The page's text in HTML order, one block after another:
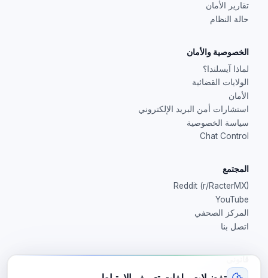
تقارير الأمان
حالة النظام
الخصوصية والأمان
لماذا آيسلندا؟
الولايات القضائية
الأمان
استشارات أمن البريد الإلكتروني
سياسة الخصوصية
Chat Control
المجتمع
Reddit (r/RacterMX)
YouTube
المركز الصحفي
اتصل بنا
قانوني